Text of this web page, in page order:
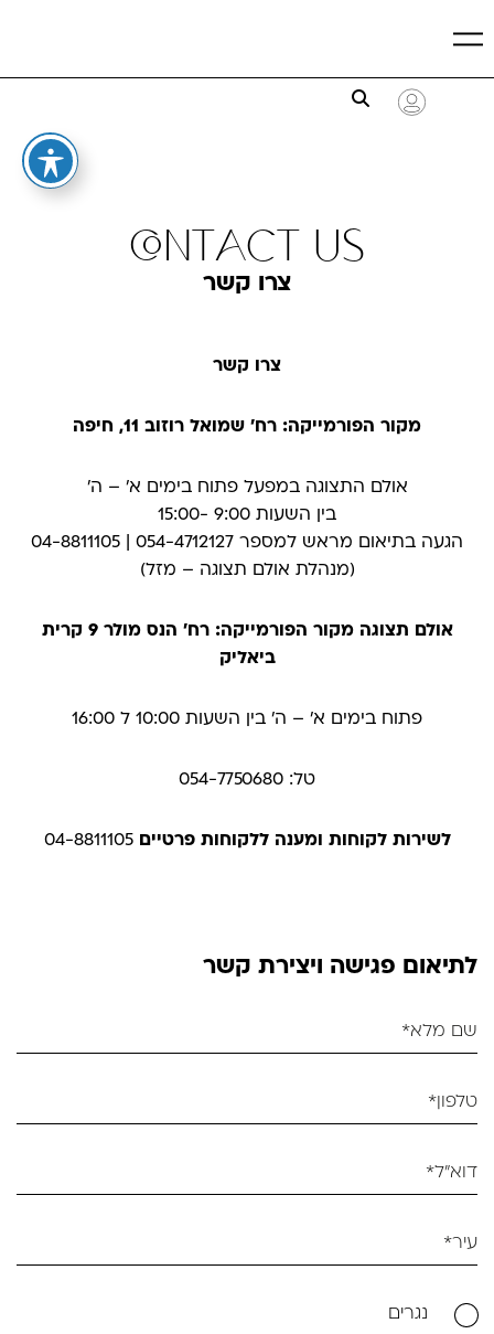
contact us
צרו קשר
צרו קשר
מקור הפורמייקה: רח' שמואל רוזוב 11, חיפה
אולם התצוגה במפעל פתוח בימים א׳ – ה׳
בין השעות 9:00 -15:00
הגעה בתיאום מראש למספר 054-4712127 | 04-8811105
(מנהלת אולם תצוגה – מזל)
אולם תצוגה מקור הפורמייקה: רח' הנס מולר 9 קרית
ביאליק
פתוח בימים א׳ – ה׳ בין השעות 10:00 ל 16:00
טל: 054-7750680
לשירות לקוחות ומענה ללקוחות פרטיים 04-8811105
לתיאום פגישה ויצירת קשר
נגרים